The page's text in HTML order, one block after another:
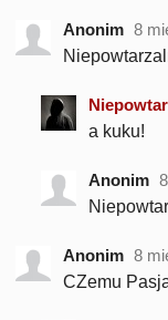
Anonim 8
a kuku!
Anonim
Anonim 8
CZemu